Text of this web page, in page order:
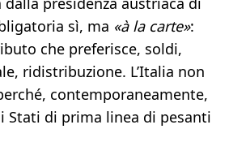
sì, ma «à la carte»:
che preferisce, soldi,
ridistribuzione. L’Italia non
contemporaneamente,
Stati di prima linea di pesanti